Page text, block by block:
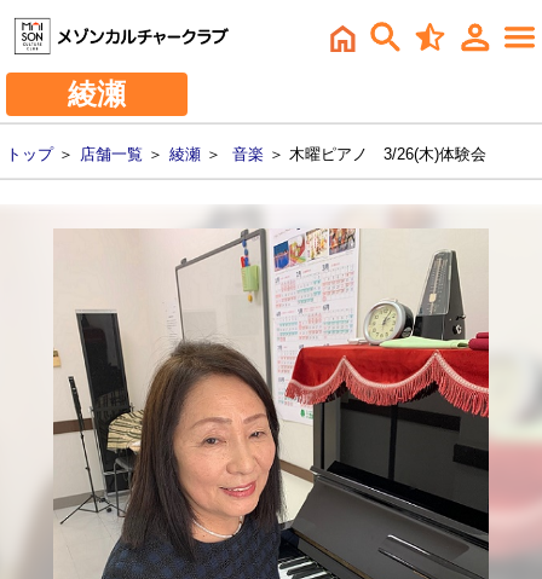
綾瀬
トップ＞ 店舗一覧 ＞ 綾瀬 ＞ 音楽 ＞ 木曜ピアノ 3/26(木)体験会